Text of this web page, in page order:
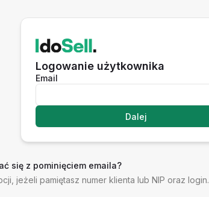
Logowanie użytkownika
Email
Dalej
się z pominięciem emaila?
jeżeli pamiętasz numer klienta lub NIP oraz login.